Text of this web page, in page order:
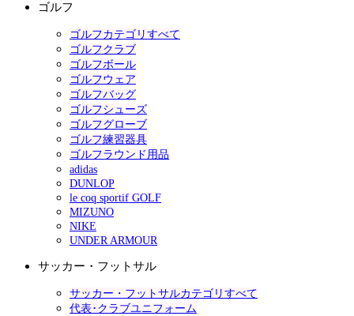
ゴルフ
ゴルフカテゴリすべて
ゴルフクラブ
ゴルフボール
ゴルフウェア
ゴルフバッグ
ゴルフシューズ
ゴルフグローブ
ゴルフ練習器具
ゴルフラウンド用品
adidas
DUNLOP
le coq sportif GOLF
MIZUNO
NIKE
UNDER ARMOUR
サッカー・フットサル
サッカー・フットサルカテゴリすべて
代表･クラブユニフォーム